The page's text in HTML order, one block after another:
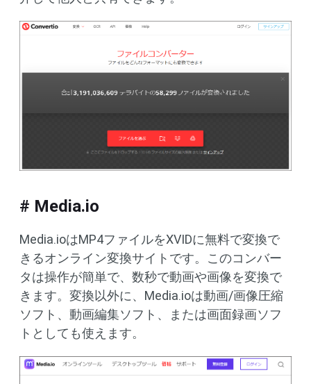
# Media.io
Media.ioはMP4ファイルをXVIDに無料で変換で
きるオンライン変換サイトです。このコンバー
タは操作が簡単で、数秒で動画や画像を変換で
きます。変換以外に、Media.ioは動画/画像圧縮
ソフト、動画編集ソフト、または画面録画ソフ
トとしても使えます。